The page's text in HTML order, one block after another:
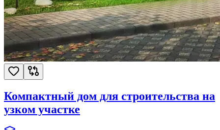
Компактный дом для строительства на
узком участке